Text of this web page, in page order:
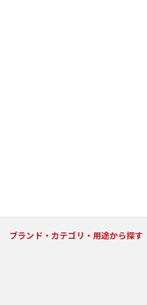
ブランド・カテゴリ・用途から探す